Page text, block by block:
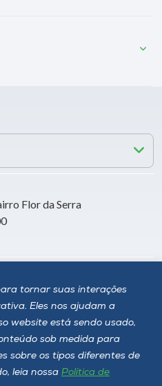
tornar suas interações
Eles nos ajudam a
website está sendo usado,
sob medida para
sobre os tipos diferentes de
leia nossa Política de
Flor da Serra